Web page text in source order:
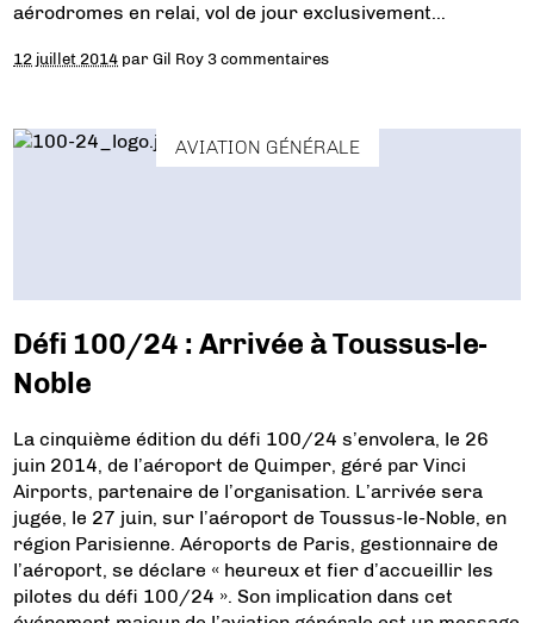
aérodromes en relai, vol de jour exclusivement…
12 juillet 2014 parGil Roy 3 commentaires
AVIATION GÉNÉRALE
Défi 100/24 : Arrivée à Toussus-le-
Noble
La cinquième édition du défi 100/24 s’envolera, le 26
juin 2014, de l’aéroport de Quimper, géré par Vinci
Airports, partenaire de l’organisation. L’arrivée sera
jugée, le 27 juin, sur l’aéroport de Toussus-le-Noble, en
région Parisienne. Aéroports de Paris, gestionnaire de
l’aéroport, se déclare « heureux et fier d’accueillir les
pilotes du défi 100/24 ». Son implication dans cet